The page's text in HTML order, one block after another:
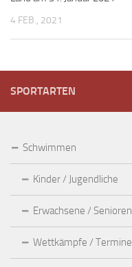
4 FEB., 2021
SPORTARTEN
Schwimmen
Kinder / Jugendliche
Erwachsene / Senioren
Wettkämpfe / Termine